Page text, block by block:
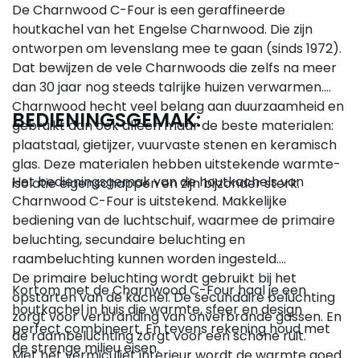
De Charnwood C-Four is een geraffineerde
houtkachel van het Engelse Charnwood. Die zijn
ontworpen om levenslang mee te gaan (sinds 1972).
Dat bewijzen de vele Charnwoods die zelfs na meer
dan 30 jaar nog steeds talrijke huizen verwarmen.
Charnwood hecht veel belang aan duurzaamheid en
gebruikt dan ook alleen maar de beste materialen:
plaatstaal, gietijzer, vuurvaste stenen en keramisch
glas. Deze materialen hebben uitstekende warmte-
isolatie eigenschappen en zijn bijzonder sterk.
BEDIENINGSGEMAK:
Het bedieningsgemak van de houtkachels van
Charnwood C-Four is uitstekend. Makkelijke
bediening van de luchtschuif, waarmee de primaire
beluchting, secundaire beluchting en
raambeluchting kunnen worden ingesteld.
De primaire beluchting wordt gebruikt bij het
opstarten van de kachel. De secundaire beluchting
zorgt voor verbranding van onverbrande gassen. En
de raambeluchting zorgt voor een schone ruit.
Kortom met de Charnwood C-Four haal je een
houtkachel in huis die warmte, sfeer en design
perfect combineert. En tevens rekening houd met
de strenge milieu eisen.